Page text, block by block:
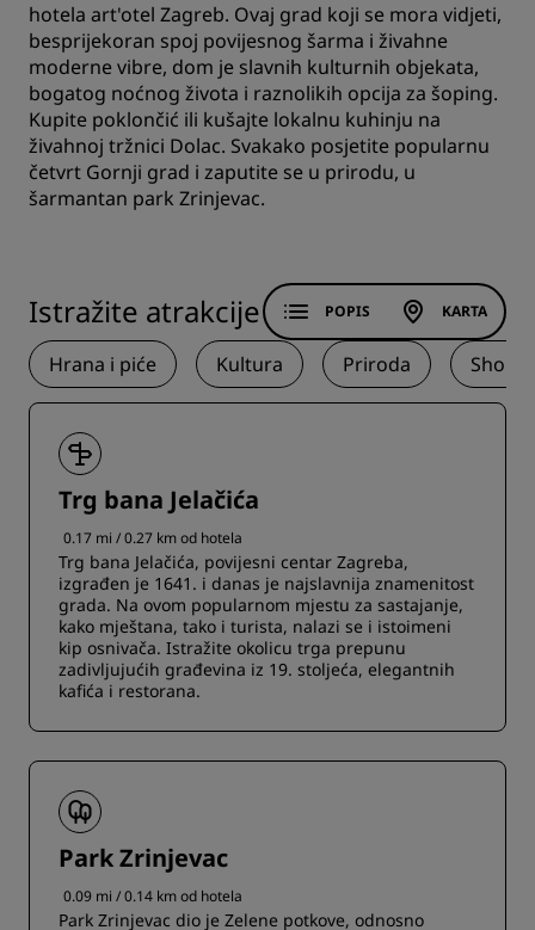
hotela art'otel Zagreb. Ovaj grad koji se mora vidjeti,
besprijekoran spoj povijesnog šarma i živahne
moderne vibre, dom je slavnih kulturnih objekata,
bogatog noćnog života i raznolikih opcija za šoping.
Kupite poklončić ili kušajte lokalnu kuhinju na
živahnoj tržnici Dolac. Svakako posjetite popularnu
četvrt Gornji grad i zaputite se u prirodu, u
šarmantan park Zrinjevac.
Istražite atrakcije
Hrana i piće Kultura Priroda
POPIS KARTA
Trg bana Jelačića
0.17 mi / 0.27 km od hotela
Trg bana Jelačića, povijesni centar Zagreba,
izgrađen je 1641. i danas je najslavnija znamenitost
grada. Na ovom popularnom mjestu za sastajanje,
kako mještana, tako i turista, nalazi se i istoimeni
kip osnivača. Istražite okolicu trga prepunu
zadivljujućih građevina iz 19. stoljeća, elegantnih
kafića i restorana.
Park Zrinjevac
0.09 mi / 0.14 km od hotela
Park Zrinjevac dio je Zelene potkove, odnosno